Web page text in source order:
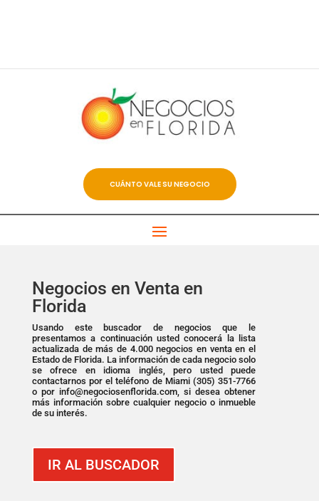
CUÁNTO VALE SU NEGOCIO
Negocios en Venta en
Florida
Usando este buscador de negocios que le
presentamos a continuación usted conocerá la lista
actualizada de más de 4.000 negocios en venta en el
Estado de Florida. La información de cada negocio solo
se ofrece en idioma inglés, pero usted puede
contactarnos por el teléfono de Miami (305) 351-7766
o por info@negociosenflorida.com, si desea obtener
más información sobre cualquier negocio o inmueble
de su interés.
IR AL BUSCADOR